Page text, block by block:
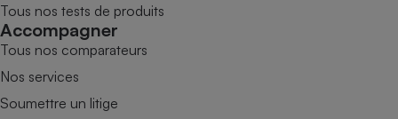
Tous nos tests de produits
Accompagner
Tous nos comparateurs
Nos services
Soumettre un litige